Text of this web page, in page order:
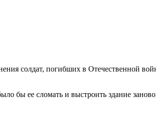
солдат, погибших в Отечественной
бы ее сломать и выстроить здание